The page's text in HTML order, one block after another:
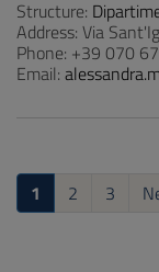
Structure:
Address: Via
Phone: +39 070
Email:
1 2 3